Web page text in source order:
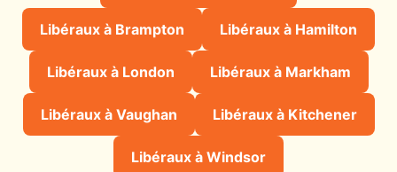
Libéraux à Brampton Libéraux à Hamilton
Libéraux à London Libéraux à Markham
Libéraux à Vaughan Libéraux à Kitchener
Libéraux à Windsor